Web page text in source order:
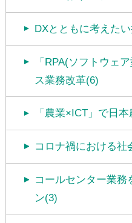
DXとともに考えた
「RPA(ソフトウェ
ス業務改革(6)
「農業×ICT」で日
コロナ禍における社
コールセンター業務
ン(3)